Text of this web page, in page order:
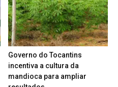
Governo do Tocantins
incentiva a cultura da
mandioca para ampliar